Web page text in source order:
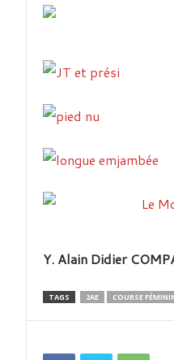
Y. Alain Didier
TAGS 2AE COURSE